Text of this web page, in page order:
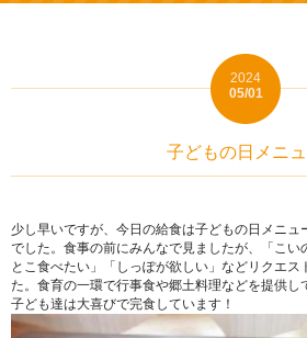
2024
05/01
子どもの日メニ
少し早いですが、今日の給食は子どもの日メニュ
でした。食事の前にみんなで見ましたが、「こい
とこ食べたい」「しっぽが欲しい」などリクエス
た。食育の一環で行事食や郷土料理などを提供し
子ども達は大喜びで完食しています！